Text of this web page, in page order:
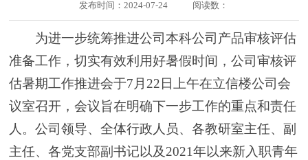
发布时间：2024-07-24 阅读数：
为进一步统筹推进公司本科公司产品审核评估
准备工作，切实有效利用好暑假时间，公司审核评
估暑期工作推进会于7月22日上午在立信楼公司会
议室召开，会议旨在明确下一步工作的重点和责任
人。公司领导、全体行政人员、各教研室主任、副
主任、各党支部副书记以及2021年以来新入职青年